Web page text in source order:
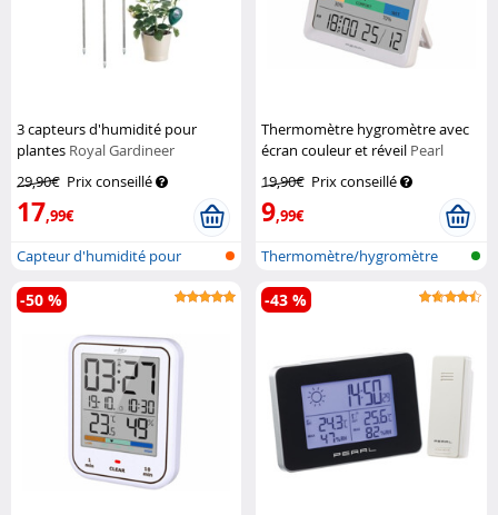
3 capteurs d'humidité pour
plantes Royal Gardineer
29,90€ Prix conseillé
17,99€
Capteur d'humidité pour
plantes
Thermomètre hygromètre avec
écran couleur et réveil Pearl
19,90€ Prix conseillé
9,99€
Thermomètre/hygromètre
digital avec...
-50 % -43 %